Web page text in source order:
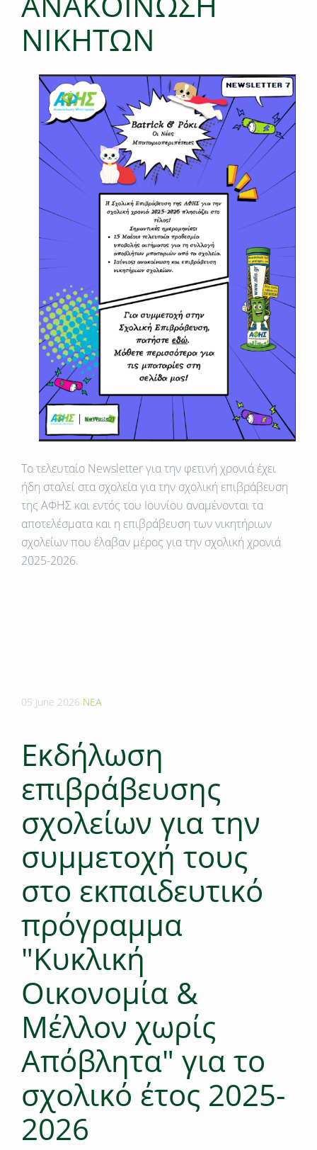
ΝΙΚΗΤΩΝ
Το τελευταίο Newsletter για την φετινή χρονιά έχει
ήδη σταλεί στα σχολεία για την σχολική επιβράβευση
της ΑΦΗΣ και εντός του Ιουνίου αναμένονται τα
αποτελέσματα και η επιβράβευση των νικητήριων
σχολείων που έλαβαν μέρος για την σχολική χρονιά
2025-2026.
05 June 2026 ΝΕΑ
Εκδήλωση
επιβράβευσης
σχολείων για την
συμμετοχή τους
στο εκπαιδευτικό
πρόγραμμα
"Κυκλική
Οικονομία &
Μέλλον χωρίς
Απόβλητα" για το
σχολικό έτος 2025-
2026